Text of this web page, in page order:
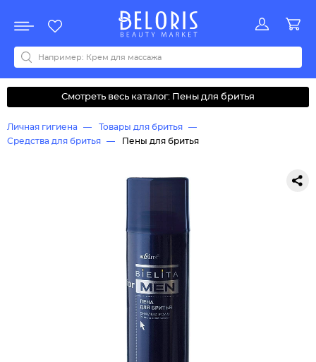
Акции
Все бренды
0-9ABCDEFGHIJKLMNOPQRSTUVWYZАБВДЗИМОКЛНПРСТУФ
Смотреть весь каталог: Пены для бритья
Личная гигиена
Товары для бритья
Средства для бритья
Пены для бритья